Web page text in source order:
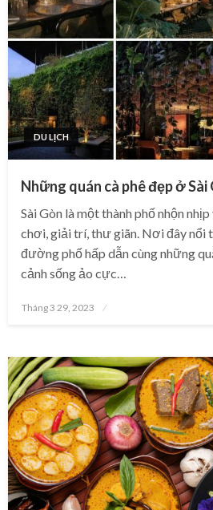
DU LỊCH
Những quán cà phê đẹp ở Sài
Sài Gòn là một thành phố nhộn
chơi, giải trí, thư giãn. Nơi đây nổi
đường phố hấp dẫn cùng những
cảnh sống ảo cực…
Posted
Tháng 3 29, 2023